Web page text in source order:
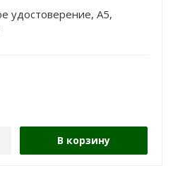
удостоверение, А5,
В корзину